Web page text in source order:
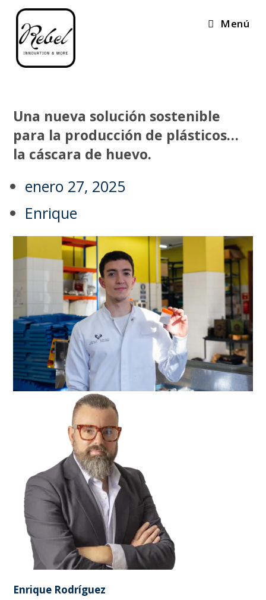
Menú
Una nueva solución sostenible
para la producción de plásticos…
la cáscara de huevo.
enero 27, 2025
Enrique
Enrique Rodríguez